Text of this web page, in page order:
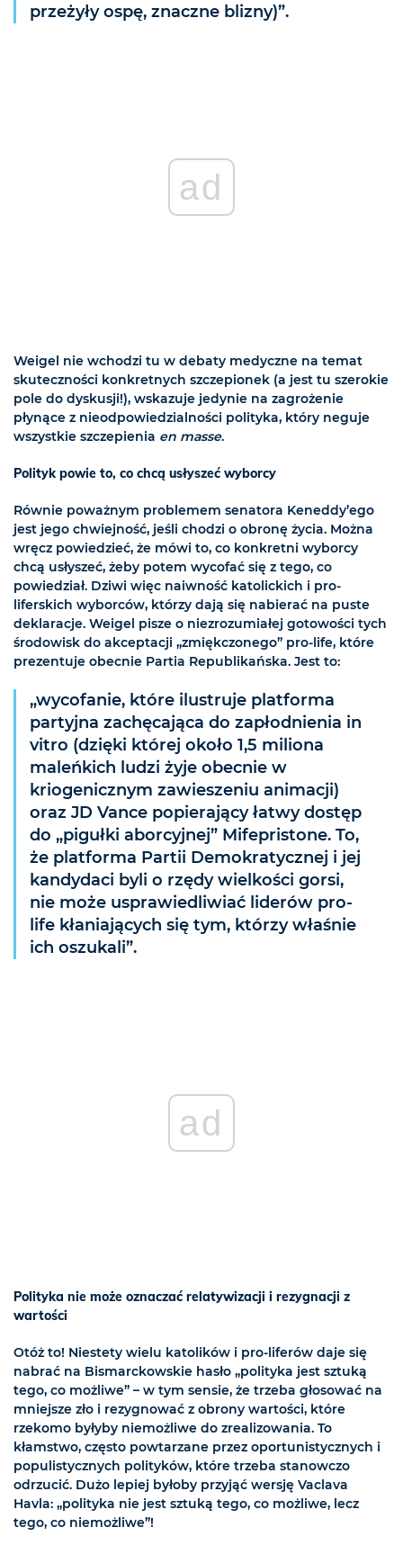
przeżyły ospę, znaczne blizny)”.
ad
Weigel nie wchodzi tu w debaty medyczne na temat
skuteczności konkretnych szczepionek (a jest tu szerokie
pole do dyskusji!), wskazuje jedynie na zagrożenie
płynące z nieodpowiedzialności polityka, który neguje
wszystkie szczepienia en masse.
Polityk powie to, co chcą usłyszeć wyborcy
Równie poważnym problemem senatora Keneddy’ego
jest jego chwiejność, jeśli chodzi o obronę życia. Można
wręcz powiedzieć, że mówi to, co konkretni wyborcy
chcą usłyszeć, żeby potem wycofać się z tego, co
powiedział. Dziwi więc naiwność katolickich i pro-
liferskich wyborców, którzy dają się nabierać na puste
deklaracje. Weigel pisze o niezrozumiałej gotowości tych
środowisk do akceptacji „zmiękczonego” pro-life, które
prezentuje obecnie Partia Republikańska. Jest to:
„wycofanie, które ilustruje platforma
partyjna zachęcająca do zapłodnienia in
vitro (dzięki której około 1,5 miliona
maleńkich ludzi żyje obecnie w
kriogenicznym zawieszeniu animacji)
oraz JD Vance popierający łatwy dostęp
do „pigułki aborcyjnej” Mifepristone. To,
że platforma Partii Demokratycznej i jej
kandydaci byli o rzędy wielkości gorsi,
nie może usprawiedliwiać liderów pro-
life kłaniających się tym, którzy właśnie
ich oszukali”.
ad
Polityka nie może oznaczać relatywizacji i rezygnacji z
wartości
Otóż to! Niestety wielu katolików i pro-liferów daje się
nabrać na Bismarckowskie hasło „polityka jest sztuką
tego, co możliwe” – w tym sensie, że trzeba głosować na
mniejsze zło i rezygnować z obrony wartości, które
rzekomo byłyby niemożliwe do zrealizowania. To
kłamstwo, często powtarzane przez oportunistycznych i
populistycznych polityków, które trzeba stanowczo
odrzucić. Dużo lepiej byłoby przyjąć wersję Vaclava
Havla: „polityka nie jest sztuką tego, co możliwe, lecz
tego, co niemożliwe”!